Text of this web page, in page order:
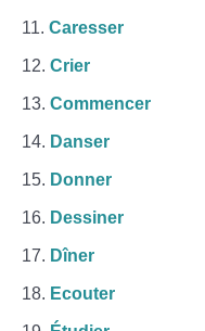
Caresser
Crier
Commencer
Danser
Donner
Dessiner
Dîner
Ecouter